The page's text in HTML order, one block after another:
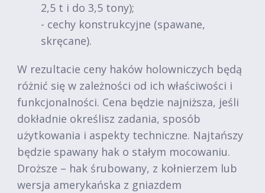
2,5 t i do 3,5 tony);
- cechy konstrukcyjne (spawane,
skręcane).
W rezultacie ceny haków holowniczych będą
różnić się w zależności od ich właściwości i
funkcjonalności. Cena będzie najniższa, jeśli
dokładnie określisz zadania, sposób
użytkowania i aspekty techniczne. Najtańszy
będzie spawany hak o stałym mocowaniu.
Droższe – hak śrubowany, z kołnierzem lub
wersja amerykańska z gniazdem